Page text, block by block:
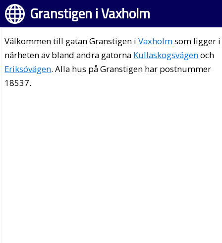
Granstigen i Vaxholm
Välkommen till gatan Granstigen iVaxholmsom ligger i
närheten av bland andra gatorna Kullaskogsvägenoch
Eriksövägen. Alla hus på Granstigen har postnummer
18537.